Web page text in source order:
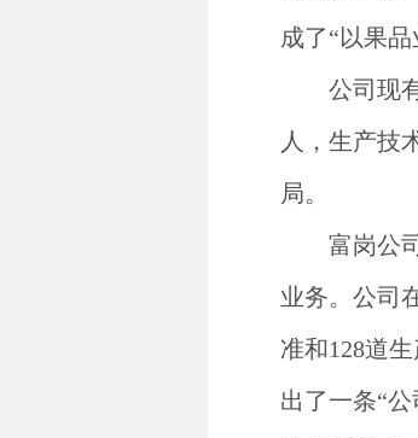
成了“以果
公司现
人，生产技
局。
富岗公
业务。公司
准和128道
出了一条“